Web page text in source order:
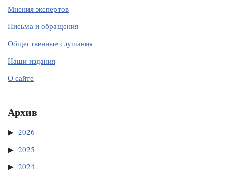
Мнения экспертов
Письма и обращения
Общественные слушания
Наши издания
О сайте
Архив
2026
2025
2024